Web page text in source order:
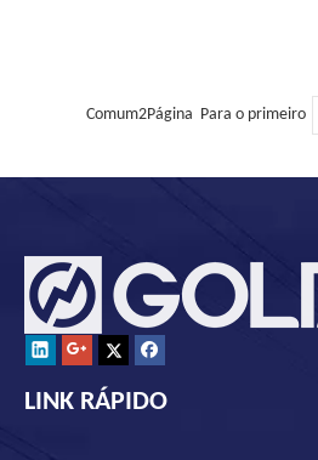
Comum2Página Para o primeiro
LINK RÁPIDO